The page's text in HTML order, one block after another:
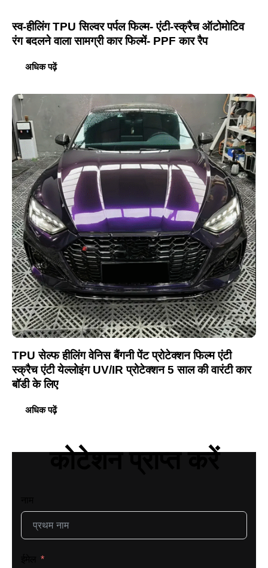
स्व-हीलिंग TPU सिल्वर पर्पल फिल्म- एंटी-स्क्रैच ऑटोमोटिव
रंग बदलने वाला सामग्री कार फिल्में- PPF कार रैप
अधिक पढ़ें
TPU सेल्फ हीलिंग वेनिस बैंगनी पेंट प्रोटेक्शन फिल्म एंटी
स्क्रैच एंटी येल्लोइंग UV/IR प्रोटेक्शन 5 साल की वारंटी कार
बॉडी के लिए
अधिक पढ़ें
कोटेशन प्राप्त करें